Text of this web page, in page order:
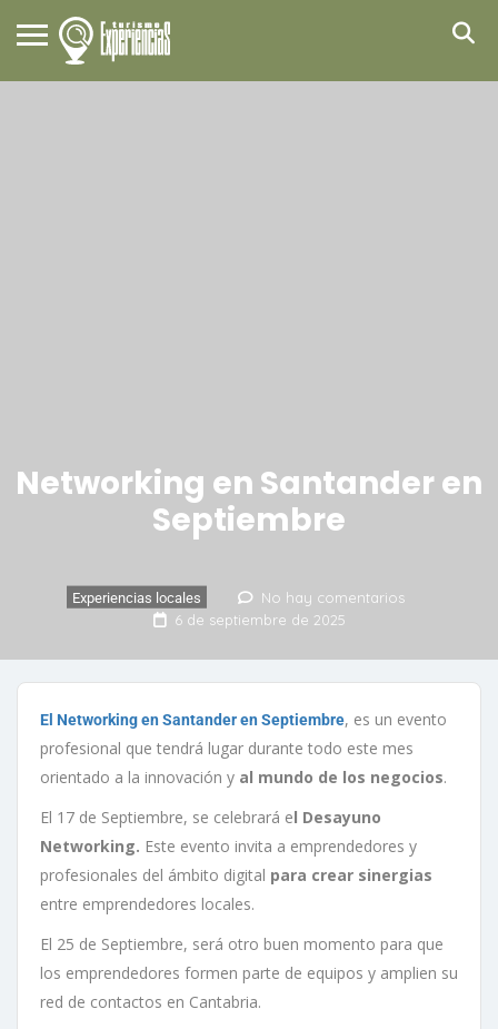
Networking en Santander en
Septiembre
Experiencias locales
No hay comentarios
6 de septiembre de 2025
El Networking en Santander en Septiembre, es un evento
profesional que tendrá lugar durante todo este mes
orientado a la innovación y al mundo de los negocios.
El 17 de Septiembre, se celebrará el Desayuno
Networking. Este evento invita a emprendedores y
profesionales del ámbito digital para crear sinergias
entre emprendedores locales.
El 25 de Septiembre, será otro buen momento para que
los emprendedores formen parte de equipos y amplien su
red de contactos en Cantabria.